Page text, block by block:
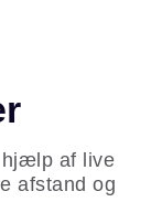
hjælp af live
afstand og